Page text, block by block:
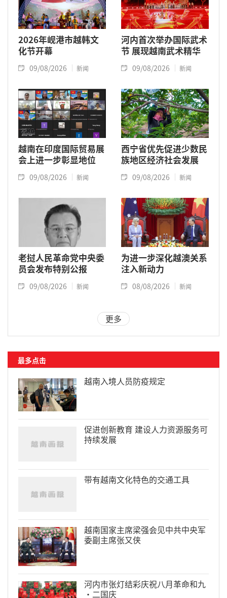
2026年岘港市越韩文
化节开幕
09/08/2026 新闻
河内首次举办国际武术
节 展现越南武术精华
09/08/2026 新闻
越南在印度国际贸易展
会上进一步彰显地位
09/08/2026 新闻
西宁省优先促进少数民
族地区经济社会发展
09/08/2026 新闻
老挝人民革命党中央委
员会发布特别公报
09/08/2026 新闻
为进一步深化越澳关系
注入新动力
08/08/2026 新闻
更多
最多点击
越南入境人员防疫规定
促进创新教育 建设人力资源服务可
持续发展
带有越南文化特色的交通工具
越南国家主席梁强会见中共中央军
委副主席张又侠
河内市张灯结彩庆祝八月革命和九
·二国庆